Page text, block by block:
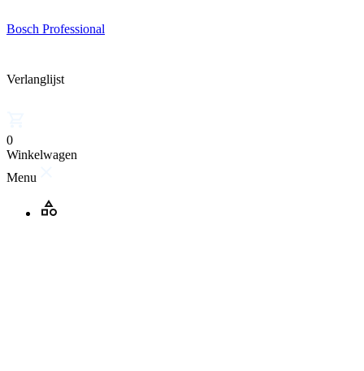
Bosch Professional
Verlanglijst
0
Winkelwagen
Menu